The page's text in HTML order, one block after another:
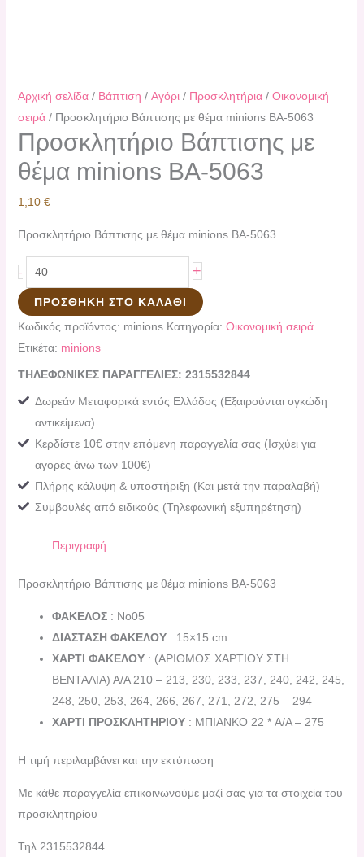
Αρχική σελίδα/ Βάπτιση / Αγόρι/ Προσκλητήρια/ Οικονομική
σειρά/ Προσκλητήριο Βάπτισης με θέμα minions ΒΑ-5063
Προσκλητήριο Βάπτισης με
θέμα minions ΒΑ-5063
1,10 €
Προσκλητήριο Βάπτισης με θέμα minions ΒΑ-5063
- +
ΠΡΟΣΘΉΚΗ ΣΤΟ ΚΑΛΆΘΙ
Κωδικός προϊόντος: minions Κατηγορία: Οικονομική σειρά
Ετικέτα: minions
ΤΗΛΕΦΩΝΙΚΕΣ ΠΑΡΑΓΓΕΛΙΕΣ: 2315532844
Δωρεάν Μεταφορικά εντός Ελλάδος (Εξαιρούνται ογκώδη
αντικείμενα)
Κερδίστε 10€ στην επόμενη παραγγελία σας (Ισχύει για
αγορές άνω των 100€)
Πλήρης κάλυψη & υποστήριξη (Και μετά την παραλαβή)
Συμβουλές από ειδικούς (Τηλεφωνική εξυπηρέτηση)
Περιγραφή
Προσκλητήριο Βάπτισης με θέμα minions ΒΑ-5063
ΦΑΚΕΛΟΣ: Νο05
ΔΙΑΣΤΑΣΗ ΦΑΚΕΛΟΥ: 15×15 cm
ΧΑΡΤΙ ΦΑΚΕΛΟΥ: (ΑΡΙΘΜΟΣ ΧΑΡΤΙΟΥ ΣΤΗ
ΒΕΝΤΑΛΙΑ) Α/Α 210 – 213, 230, 233, 237, 240, 242, 245,
248, 250, 253, 264, 266, 267, 271, 272, 275 – 294
ΧΑΡΤΙ ΠΡΟΣΚΛΗΤΗΡΙΟΥ: ΜΠΙΑΝΚΟ 22 * A/A – 275
Η τιμή περιλαμβάνει και την εκτύπωση
Με κάθε παραγγελία επικοινωνούμε μαζί σας για τα στοιχεία του
προσκλητηρίου
Τηλ.2315532844